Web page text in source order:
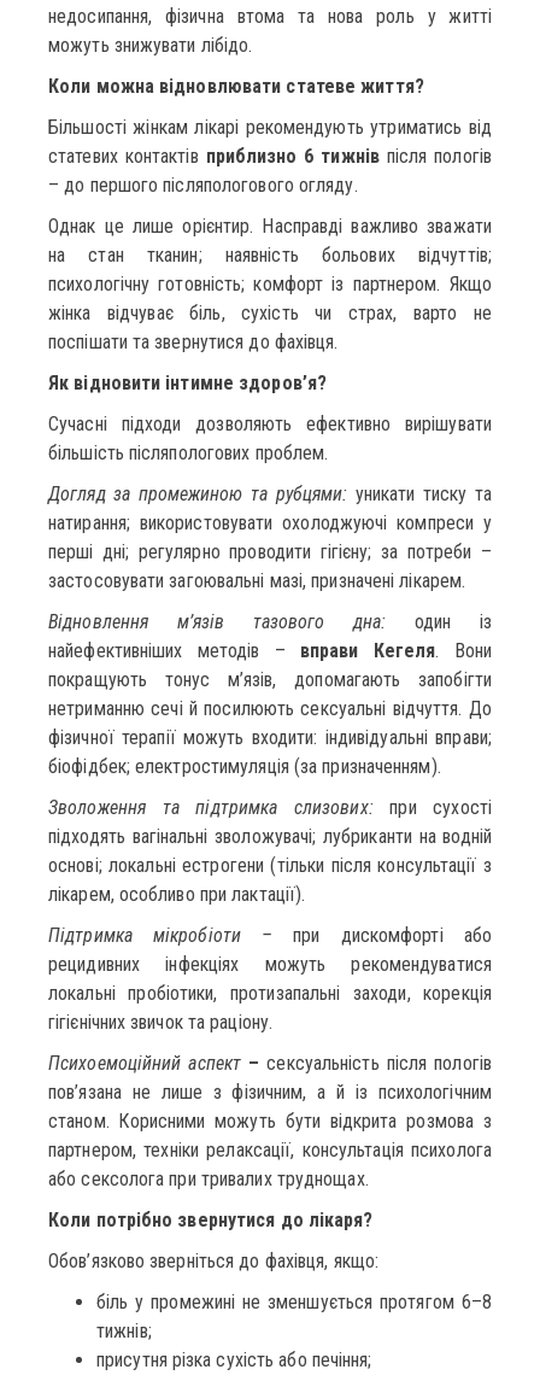
недосипання, фізична втома та нова роль у житті
можуть знижувати лібідо.
Коли можна відновлювати статеве життя?
Більшості жінкам лікарі рекомендують утриматись від
статевих контактів приблизно 6 тижнівпісля пологів
– до першого післяпологового огляду.
Однак це лише орієнтир. Насправді важливо зважати
на стан тканин; наявність больових відчуттів;
психологічну готовність; комфорт із партнером. Якщо
жінка відчуває біль, сухість чи страх, варто не
поспішати та звернутися до фахівця.
Як відновити інтимне здоров’я?
Сучасні підходи дозволяють ефективно вирішувати
більшість післяпологових проблем.
Догляд за промежиною та рубцями: уникати тиску та
натирання; використовувати охолоджуючі компреси у
перші дні; регулярно проводити гігієну; за потреби –
застосовувати загоювальні мазі, призначені лікарем.
Відновлення м’язів тазового дна: один із
найефективніших методів – вправи Кегеля. Вони
покращують тонус м’язів, допомагають запобігти
нетриманню сечі й посилюють сексуальні відчуття. До
фізичної терапії можуть входити: індивідуальні вправи;
біофідбек; електростимуляція (за призначенням).
Зволоження та підтримка слизових:при сухості
підходять вагінальні зволожувачі; лубриканти на водній
основі; локальні естрогени (тільки після консультації з
лікарем, особливо при лактації).
Підтримка мікробіоти –при дискомфорті або
рецидивних інфекціях можуть рекомендуватися
локальні пробіотики, протизапальні заходи, корекція
гігієнічних звичок та раціону.
Психоемоційний аспект –сексуальність після пологів
пов’язана не лише з фізичним, а й із психологічним
станом. Корисними можуть бути відкрита розмова з
партнером, техніки релаксації, консультація психолога
або сексолога при тривалих труднощах.
Коли потрібно звернутися до лікаря?
Обов’язково зверніться до фахівця, якщо:
біль у промежині не зменшується протягом 6–8
тижнів;
присутня різка сухість або печіння;